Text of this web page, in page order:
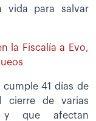
vida para salvar
la Fiscalía a Evo,
41 días de
cierre de varias
y que afectan